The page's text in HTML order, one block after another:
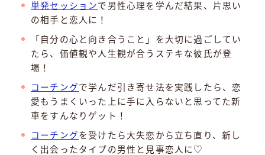
単発セッションで男性心理を学んだ結果、片思い
の相手と恋人に！
「自分の心と向き合うこと」を大切に過ごしてい
たら、価値観や人生観が合うステキな彼氏が登
場！
コーチングで学んだ引き寄せ法を実践したら、恋
愛もうまくいった上に手に入らないと思ってた新
車をすんなりゲット！
コーチングを受けたら大失恋から立ち直り、新し
く出会ったタイプの男性と見事恋人に♡